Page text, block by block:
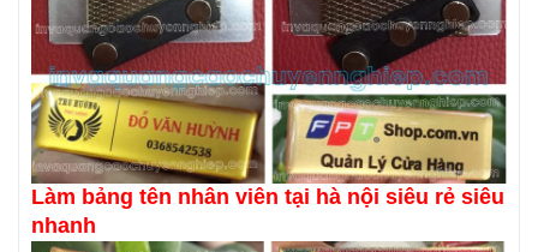
Làm bảng tên nhân viên tại hà nội siêu rẻ siêu
nhanh